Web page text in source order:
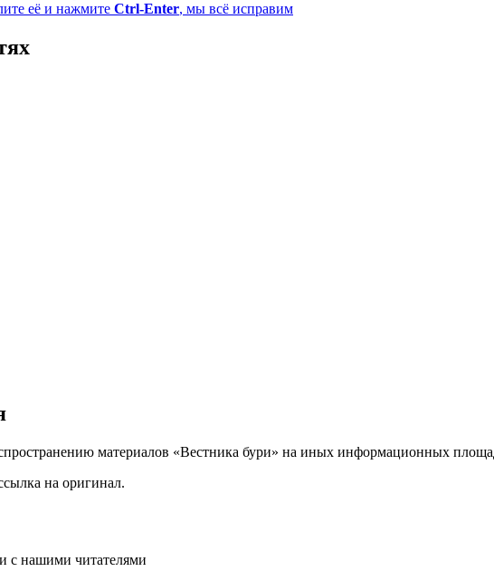
её и нажмите Ctrl-Enter, мы всё исправим
материалов «Вестника бури» на иных информационных
на оригинал.
с нашими читателями